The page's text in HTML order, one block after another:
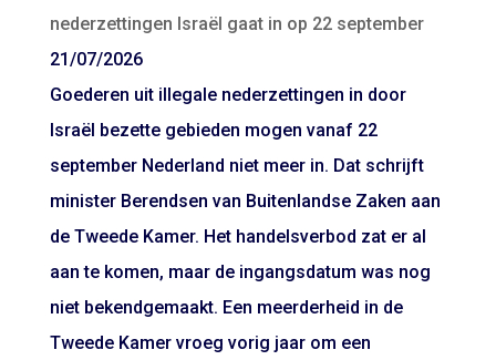
nederzettingen Israël gaat in op 22 september
21/07/2026
Goederen uit illegale nederzettingen in door
Israël bezette gebieden mogen vanaf 22
september Nederland niet meer in. Dat schrijft
minister Berendsen van Buitenlandse Zaken aan
de Tweede Kamer. Het handelsverbod zat er al
aan te komen, maar de ingangsdatum was nog
niet bekendgemaakt. Een meerderheid in de
Tweede Kamer vroeg vorig jaar om een